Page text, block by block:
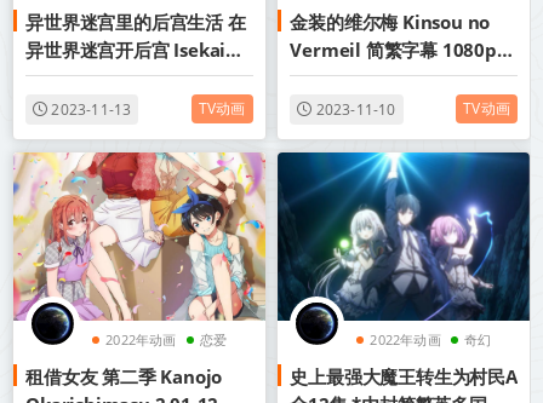
异世界迷宫里的后宫生活 在
异世界迷宫开后宫 Isekai
Meikyuu de Harem wo 无
圣光版 1-12集1080p 简中内
嵌 2022年7月新番
2023-11-13 TV动画
金装的维尔梅 Kinsou no
Vermeil 简繁字幕 1080p
2022年7月新番
2023-11-10 TV动画
2022年动画 恋爱
后宫
租借女友 第二季 Kanojo
2022年动画 奇幻
异世界
史上最强大魔王转生为村民A